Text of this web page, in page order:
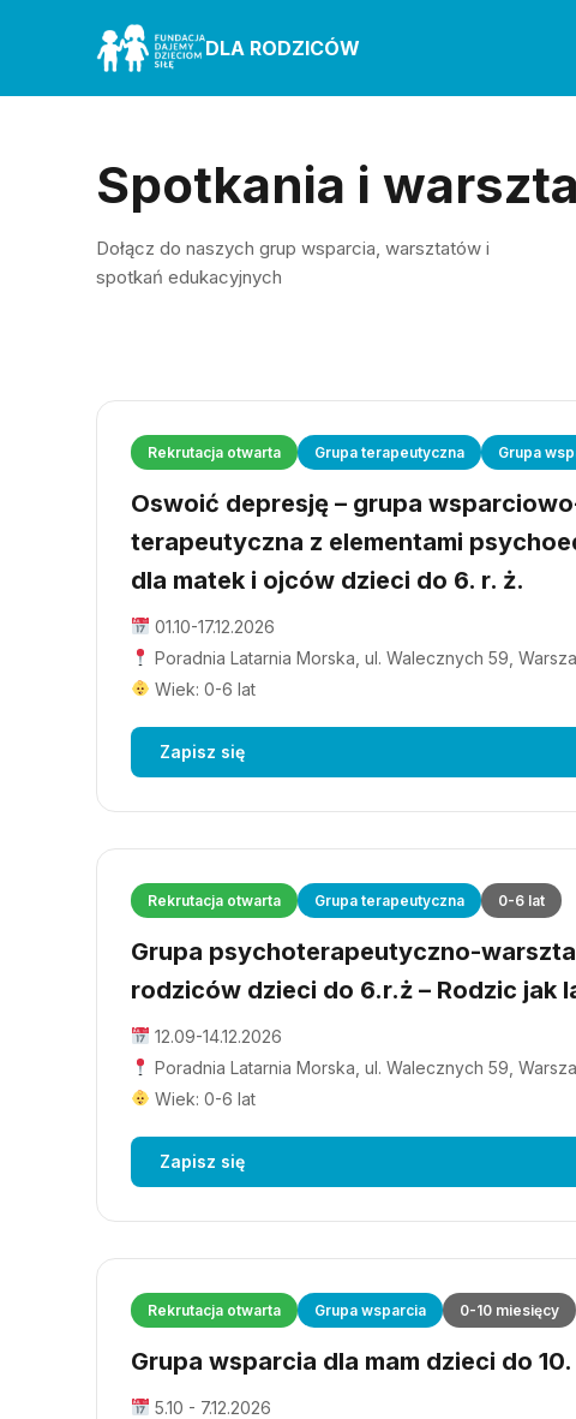
DLA RODZICÓW
Spotkania i
Dołącz do naszych grup wsparcia, warsztatów i
spotkań edukacyjnych
Rekrutacja otwarta Grupa terapeutyczna Grupa
Oswoić depresję – grupa
terapeutyczna z elementami
dla matek i ojców dzieci do 6. r. ż.
01.10-17.12.2026
Poradnia Latarnia Morska, ul. Walecznych 59,
Wiek: 0-6 lat
Zapisz się
Rekrutacja otwarta Grupa terapeutyczna 0-6 lat
Grupa psychoterapeutyczno-
rodziców dzieci do 6.r.ż – Rodzic jak
12.09-14.12.2026
Poradnia Latarnia Morska, ul. Walecznych 59,
Wiek: 0-6 lat
Zapisz się
Rekrutacja otwarta Grupa wsparcia 0-10 miesięcy
Grupa wsparcia dla mam dzieci do 10.
5.10 - 7.12.2026